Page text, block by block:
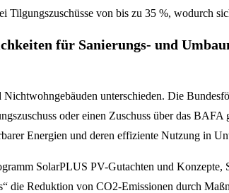
von bis zu 35 %, wodurch
für Sanierungs- und
unterschieden. Die
oder einen Zuschuss über das
Energien und deren effiziente Nutzung in
SolarPLUS PV-Gutachten und
die Reduktion von CO2-Emissionen durch